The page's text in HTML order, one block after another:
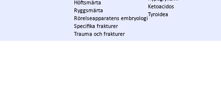
Höftsmärta
Ryggsmärta
Rörelseapparatens embryologi
Specifika frakturer
Trauma och frakturer
Ketoacidos
Tyroidea